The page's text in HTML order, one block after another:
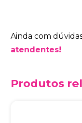
Ainda com
atendentes!
Produtos